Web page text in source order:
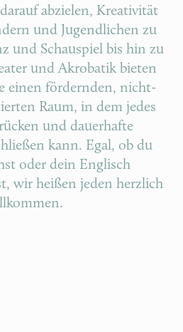
abzielen, Kreativität
und Jugendlichen zu
und Schauspiel bis hin zu
und Akrobatik bieten
einen fördernden, nicht-
Raum, in dem jedes
und dauerhafte
kann. Egal, ob du
oder dein Englisch
wir heißen jeden herzlich